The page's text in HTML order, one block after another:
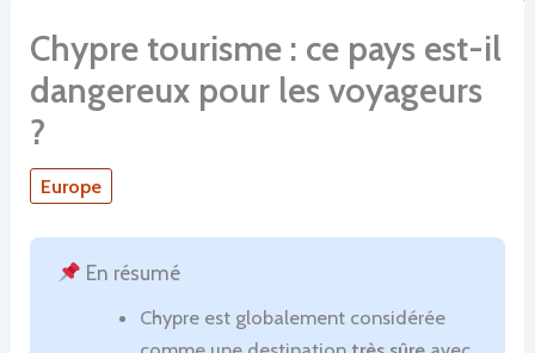
Chypre tourisme : ce pays est-il
dangereux pour les voyageurs
?
Europe
En résumé
Chypre est globalement considérée